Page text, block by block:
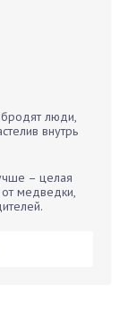
люди,
внутрь
– целая
от медведки,